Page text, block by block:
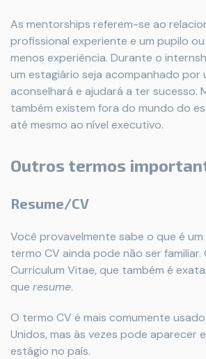
As mentorships referem-se ao
profissional experiente e um pupilo
menos experiência. Durante o
um estagiário seja acompanhado por
aconselhará e ajudará a ter sucesso.
também existem fora do mundo do
até mesmo ao nível executivo.
Outros termos
Resume/CV
Você provavelmente sabe o que é
termo CV ainda pode não ser familiar.
Curriculum Vitae, que também é
que resume.
O termo CV é mais comumente
Unidos, mas às vezes pode aparecer
estágio no país.